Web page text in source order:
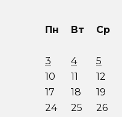
Пн Вт Ср
3
4 5
10
11 12
17
18 19
24
25 26